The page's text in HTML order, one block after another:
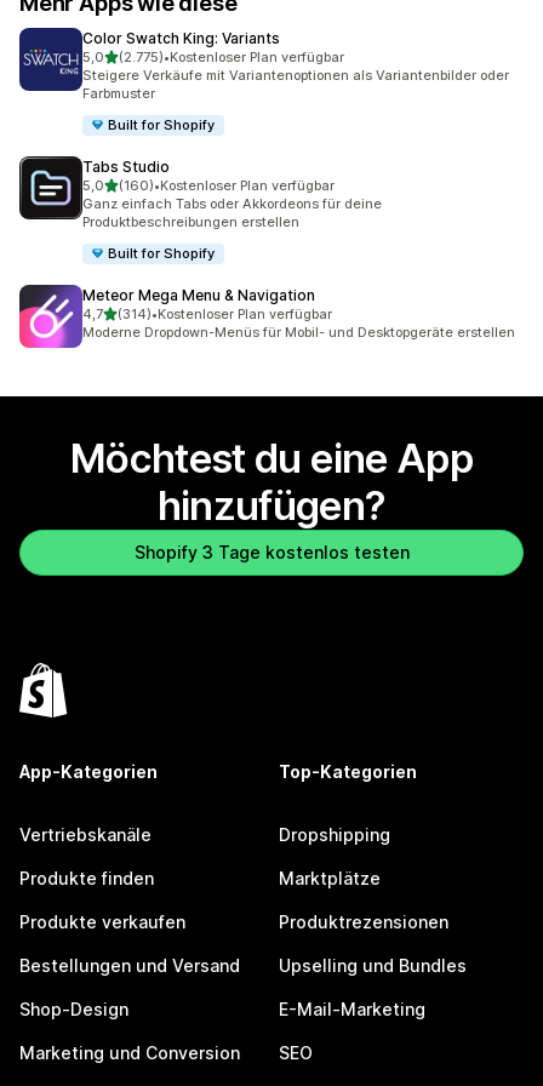
Color Swatch King: Variants
5,0von 5 Sternen
(2.775)
2775 Rezensionen insgesamt
•Kostenloser Plan verfügbar
Steigere Verkäufe mit Variantenoptionen als Variantenbilder oder
Farbmuster
Built for Shopify
Tabs Studio
5,0von 5 Sternen
(160)
160 Rezensionen insgesamt
•Kostenloser Plan verfügbar
Ganz einfach Tabs oder Akkordeons für deine
Produktbeschreibungen erstellen
Built for Shopify
Meteor Mega Menu & Navigation
4,7von 5 Sternen
(314)
314 Rezensionen insgesamt
•Kostenloser Plan verfügbar
Moderne Dropdown-Menüs für Mobil- und Desktopgeräte erstellen
Möchtest du eine App
hinzufügen?
Shopify 3 Tage kostenlos testen
App-Kategorien
Vertriebskanäle
Produkte finden
Produkte verkaufen
Bestellungen und Versand
Shop-Design
Marketing und Conversion
Top-Kategorien
Dropshipping
Marktplätze
Produktrezensionen
Upselling und Bundles
E-Mail-Marketing
SEO